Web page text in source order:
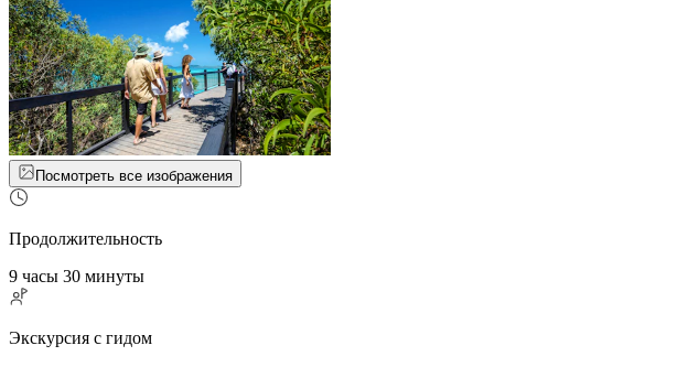
Посмотреть все изображения
Продолжительность
9 часы 30 минуты
Экскурсия с гидом